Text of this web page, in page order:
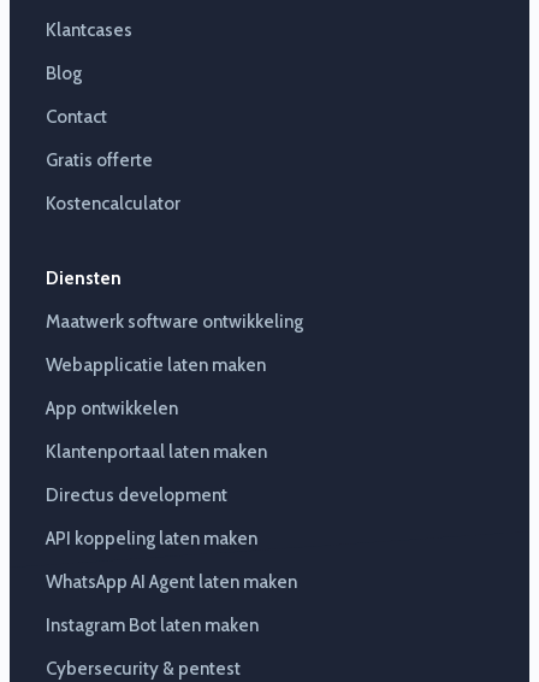
Klantcases
Blog
Contact
Gratis offerte
Kostencalculator
Diensten
Maatwerk software ontwikkeling
Webapplicatie laten maken
App ontwikkelen
Klantenportaal laten maken
Directus development
API koppeling laten maken
WhatsApp AI Agent laten maken
Instagram Bot laten maken
Cybersecurity & pentest